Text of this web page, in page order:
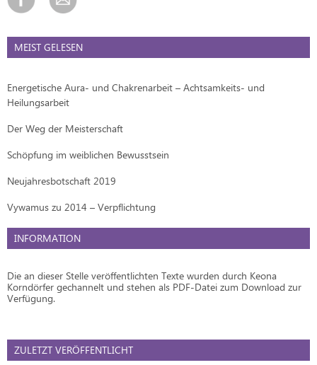
MEIST GELESEN
Energetische Aura- und Chakrenarbeit – Achtsamkeits- und
Heilungsarbeit
Der Weg der Meisterschaft
Schöpfung im weiblichen Bewusstsein
Neujahresbotschaft 2019
Vywamus zu 2014 – Verpflichtung
INFORMATION
Die an dieser Stelle veröffentlichten Texte wurden durch Keona
Korndörfer gechannelt und stehen als PDF-Datei zum Download zur
Verfügung.
ZULETZT VERÖFFENTLICHT